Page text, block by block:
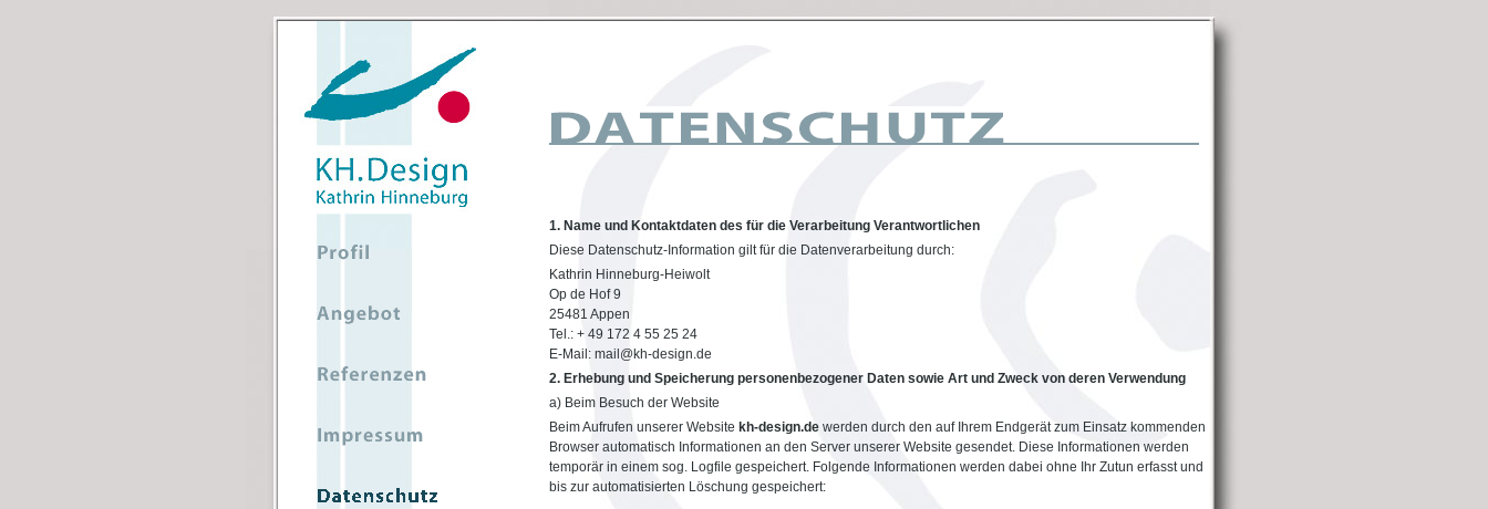
1. Name und Kontaktdaten des für die Verarbeitung Verantwortlichen
Diese Datenschutz-Information gilt für die Datenverarbeitung durch:
Kathrin Hinneburg-Heiwolt
Op de Hof 9
25481 Appen
Tel.: + 49 172 4 55 25 24
E-Mail: mail@kh-design.de
2. Erhebung und Speicherung personenbezogener Daten sowie Art und Zweck von deren Verwendung
a) Beim Besuch der Website
Beim Aufrufen unserer Website kh-design.de werden durch den auf Ihrem Endgerät zum Einsatz kommenden
Browser automatisch Informationen an den Server unserer Website gesendet. Diese Informationen werden
temporär in einem sog. Logfile gespeichert. Folgende Informationen werden dabei ohne Ihr Zutun erfasst und
bis zur automatisierten Löschung gespeichert: